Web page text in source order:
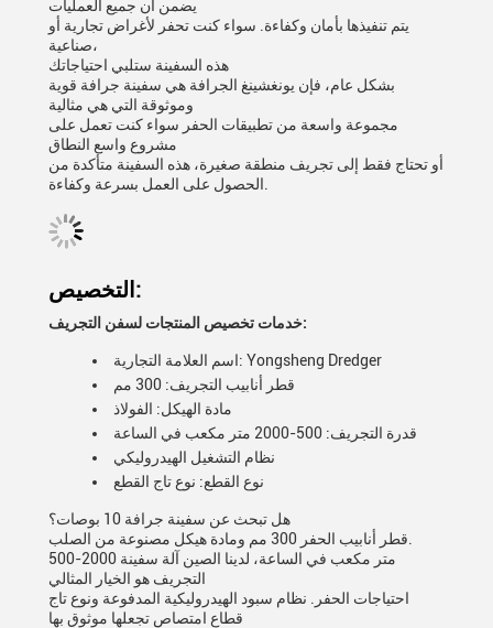
يضمن أن جميع العمليات
يتم تنفيذها بأمان وكفاءة. سواء كنت تحفر لأغراض تجارية أو
صناعية،
هذه السفينة ستلبي احتياجاتك
بشكل عام، فإن يونغشينغ الجرافة هي سفينة جرافة قوية
وموثوقة التي هي مثالية
مجموعة واسعة من تطبيقات الحفر سواء كنت تعمل على
مشروع واسع النطاق
أو تحتاج فقط إلى تجريف منطقة صغيرة، هذه السفينة متأكدة من
التخصيص:
خدمات تخصيص المنتجات لسفن التجريف:
اسم العلامة التجارية: Yongsheng Dredger
قطر أنابيب التجريف: 300 مم
مادة الهيكل: الفولاذ
قدرة التجريف: 500-2000 متر مكعب في الساعة
نظام التشغيل الهيدروليكي
نوع القطع: نوع تاج القطع
هل تبحث عن سفينة جرافة 10 بوصات؟
500-2000 متر مكعب في الساعة، لدينا الصين آلة سفينة
التجريف هو الخيار المثالي
احتياجات الحفر. نظام سبود الهيدروليكية المدفوعة ونوع تاج
قطاع امتصاص تجعلها موثوق بها